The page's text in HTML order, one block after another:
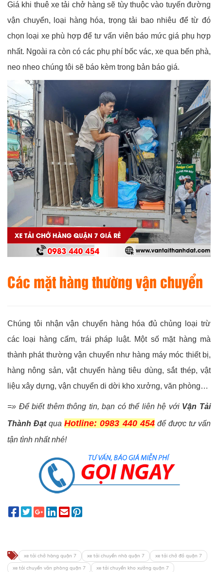
Giá khi thuê xe tải chở hàng sẽ tùy thuộc vào tuyến đường
vận chuyển, loại hàng hóa, trọng tải bao nhiêu để từ đó
chọn loại xe phù hợp để tư vấn viên báo mức giá phụ hợp
nhất. Ngoài ra còn có các phụ phí bốc vác, xe qua bến phà,
neo nheo chúng tôi sẽ báo kèm trong bản báo giá.
Các mặt hàng thường vận chuyển
Chúng tôi nhận vận chuyển hàng hóa đủ chủng loại trừ
các loại hàng cấm, trái pháp luật. Một số mặt hàng mà
thành phát thường vận chuyển như hàng máy móc thiết bị,
hàng nông sản, vật chuyển hàng tiêu dùng, sắt thép, vật
liệu xây dựng, vận chuyển di dời kho xưởng, văn phòng…
=» Để biết thêm thông tin, bạn có thể liên hệ với Vận Tải
Thành ĐạtquaHotline: 0983 440 454để được tư vấn
tận tình nhất nhé!
xe tải chở hàng quận 7 xe tải chuyển nhà quận 7
xe tải chở đồ quận 7
xe tải chuyển văn phòng quận 7
xe tải chuyển kho xưởng quận 7